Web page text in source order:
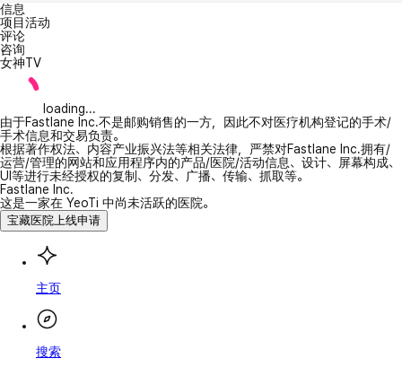
信息
项目活动
评论
咨询
女神TV
loading...
由于Fastlane Inc.不是邮购销售的一方，因此不对医疗机构登记的手术/
手术信息和交易负责。
根据著作权法、内容产业振兴法等相关法律，严禁对Fastlane Inc.拥有/
运营/管理的网站和应用程序内的产品/医院/活动信息、设计、屏幕构成、
UI等进行未经授权的复制、分发、广播、传输、抓取等。
Fastlane Inc.
这是一家在 YeoTi 中尚未活跃的医院。
宝藏医院上线申请
主页
搜索